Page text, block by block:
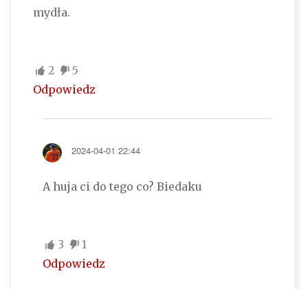
mydła.
2
5
Odpowiedz
2024-04-01 22:44
A huja ci do tego co? Biedaku
3
1
Odpowiedz